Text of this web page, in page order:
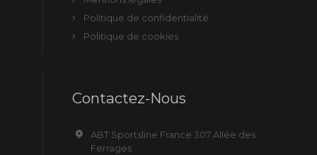
Politique de confidentialité
Politique de cookies
Contactez-Nous
ABT Sportsline France 307 Allée des
Ferrages